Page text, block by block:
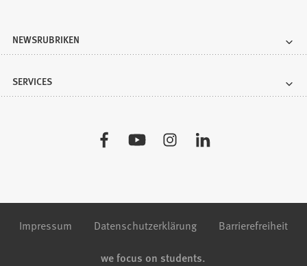
NEWSRUBRIKEN
SERVICES
Impressum Datenschutzerklärung Barrierefreiheit
we focus on students.